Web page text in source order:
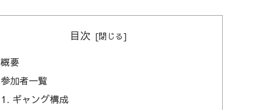
目次
概要
参加者一覧
ギャング構成